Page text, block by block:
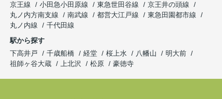
京王線
小田急小田原線 東急世田谷線
京王井の頭線
丸ノ内方南支線
南武線 都営大江戸線
東急田園都市線
丸ノ内線
千代田線
駅から探す
下高井戸
千歳船橋 経堂 桜上水 八幡山
明大前
祖師ヶ谷大蔵
上北沢 松原 豪徳寺